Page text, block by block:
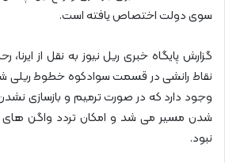
سوی دولت اختصاص یافته است.
گزارش پایگاه خبری ریل نیوز به نقل از
نقاط رانشی در قسمت سوادکوه خطوط ریلی
وجود دارد که در صورت ترمیم و بازسازی
شدن مسیر می شد و امکان تردد واگن های
نبود.